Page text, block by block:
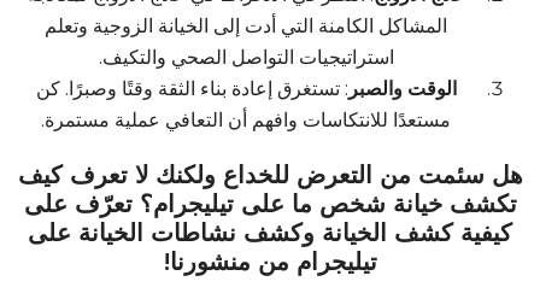
المشاكل الكامنة التي أدت إلى الخيانة الزوجية وتعلم
استراتيجيات التواصل الصحي والتكيف.
الوقت والصبر : تستغرق إعادة بناء الثقة وقتًا وصبرًا. كن
مستعدًا للانتكاسات وافهم أن التعافي عملية مستمرة.
هل سئمت من التعرض للخداع ولكنك لا تعرف كيف
تكشف خيانة شخص ما على تيليجرام؟ تعرّف على
كيفية كشف الخيانة وكشف نشاطات الخيانة على
تيليجرام من منشورنا!